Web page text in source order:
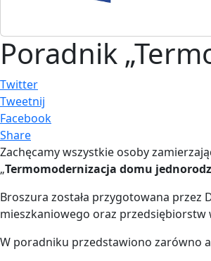
Poradnik
Twitter
Tweetnij
Facebook
Share
Zachęcamy wszystkie osoby
„Termomodernizacja domu
Broszura została przygotowana przez
mieszkaniowego oraz przedsiębiorstw
W poradniku przedstawiono zarówno